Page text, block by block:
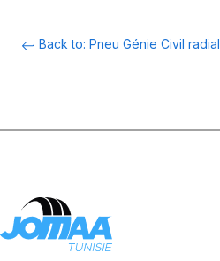
Back to: Pneu Génie Civil radial